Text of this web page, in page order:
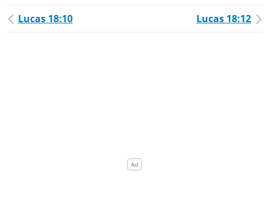
Lucas 18:10 Lucas 18:12